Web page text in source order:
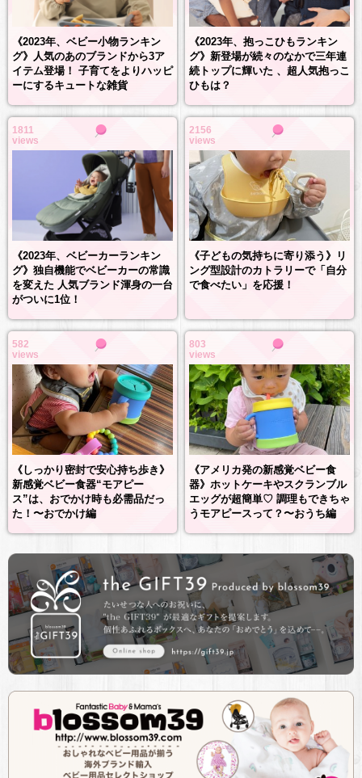
《2023年、ベビー小物ランキン
グ》人気のあのブランドから3ア
イテム登場！ 子育てをよりハッピ
ーにするキュートな雑貨
《2023年、抱っこひもランキン
グ》新登場が続々のなかで三年連
続トップに輝いた 、超人気抱っこ
ひもは？
1811
views
《2023年、ベビーカーランキン
グ》独自機能でベビーカーの常識
を変えた 人気ブランド渾身の一台
がついに1位！
2156
views
《子どもの気持ちに寄り添う》リ
ング型設計のカトラリーで「自分
で食べたい」を応援！
582
views
《しっかり密封で安心持ち歩き》
新感覚ベビー食器“モアピー
ス”は、おでかけ時も必需品だっ
た！〜おでかけ編
803
views
《アメリカ発の新感覚ベビー食
器》ホットケーキやスクランブル
エッグが超簡単♡ 調理もできちゃ
うモアピースって？〜おうち編